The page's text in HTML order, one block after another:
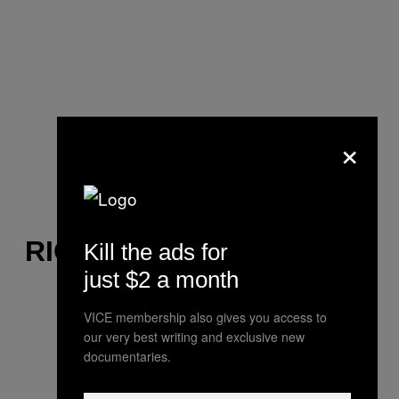
RIOBAMBA
×
Kill the ads for
just $2 a month
VICE membership also gives you access to
our very best writing and exclusive new
documentaries.